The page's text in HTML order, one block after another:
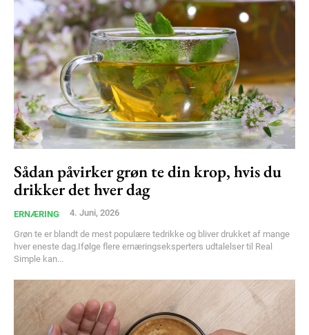
Subscription Plans
Free limited access
Gratis
Praesent euismod ac
Ut mollis pellentesque tortor
Nullam eu erat condimentum
Sådan påvirker grøn te din krop, hvis du
drikker det hver dag
ERNÆRING 4. Juni, 2026
Grøn te er blandt de mest populære tedrikke og bliver drukket af mange
hver eneste dag.Ifølge flere ernæringseksperters udtalelser til Real
Simple kan...